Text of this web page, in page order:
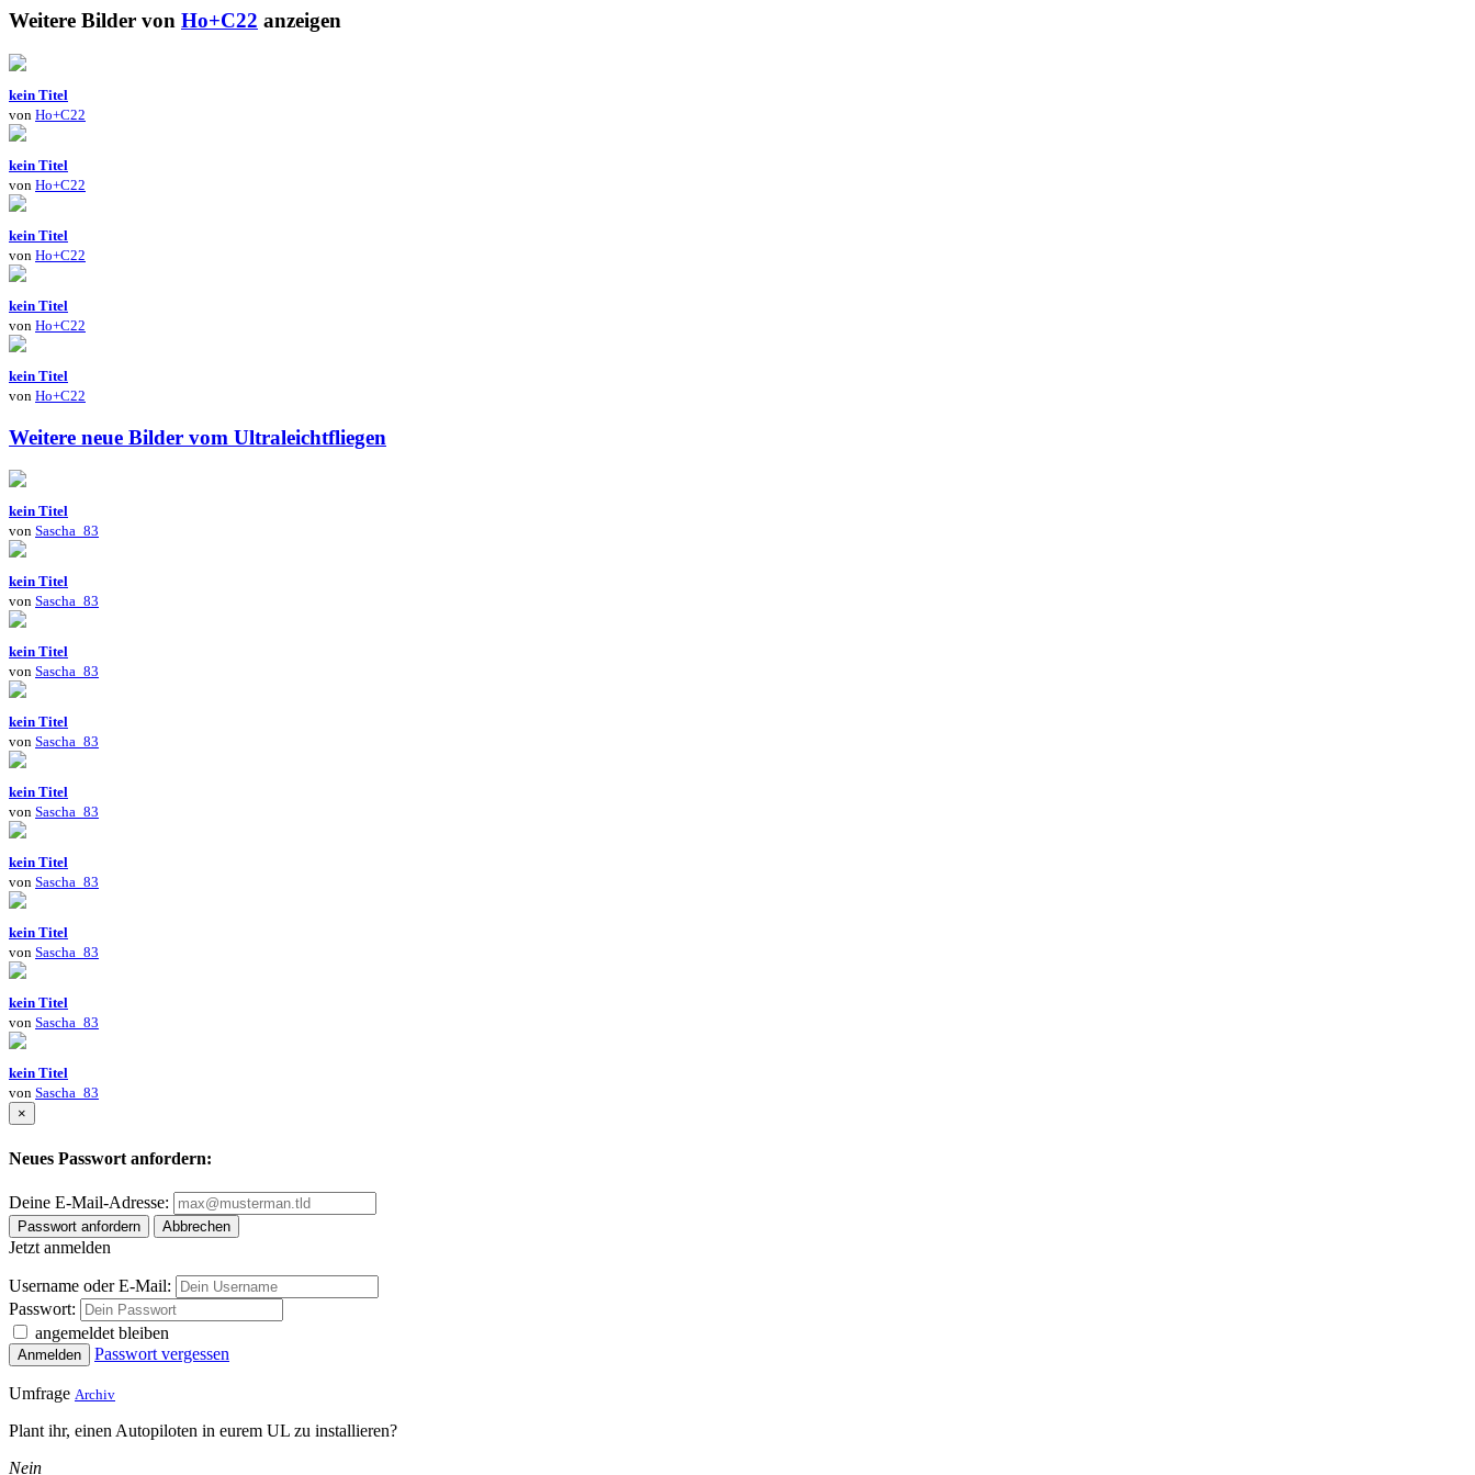
Weitere Bilder von Ho+C22 anzeigen
kein Titel
von Ho+C22
kein Titel
von Ho+C22
kein Titel
von Ho+C22
kein Titel
von Ho+C22
kein Titel
von Ho+C22
Weitere neue Bilder vom Ultraleichtfliegen
kein Titel
von Sascha_83
kein Titel
von Sascha_83
kein Titel
von Sascha_83
kein Titel
von Sascha_83
kein Titel
von Sascha_83
kein Titel
von Sascha_83
kein Titel
von Sascha_83
kein Titel
von Sascha_83
kein Titel
von Sascha_83
×
Neues Passwort anfordern:
Deine E-Mail-Adresse:
Passwort anfordern Abbrechen
Jetzt anmelden
Username oder E-Mail:
Passwort:
angemeldet bleiben
Anmelden Passwort vergessen
Umfrage Archiv
Plant ihr, einen Autopiloten in eurem UL zu installieren?
Nein